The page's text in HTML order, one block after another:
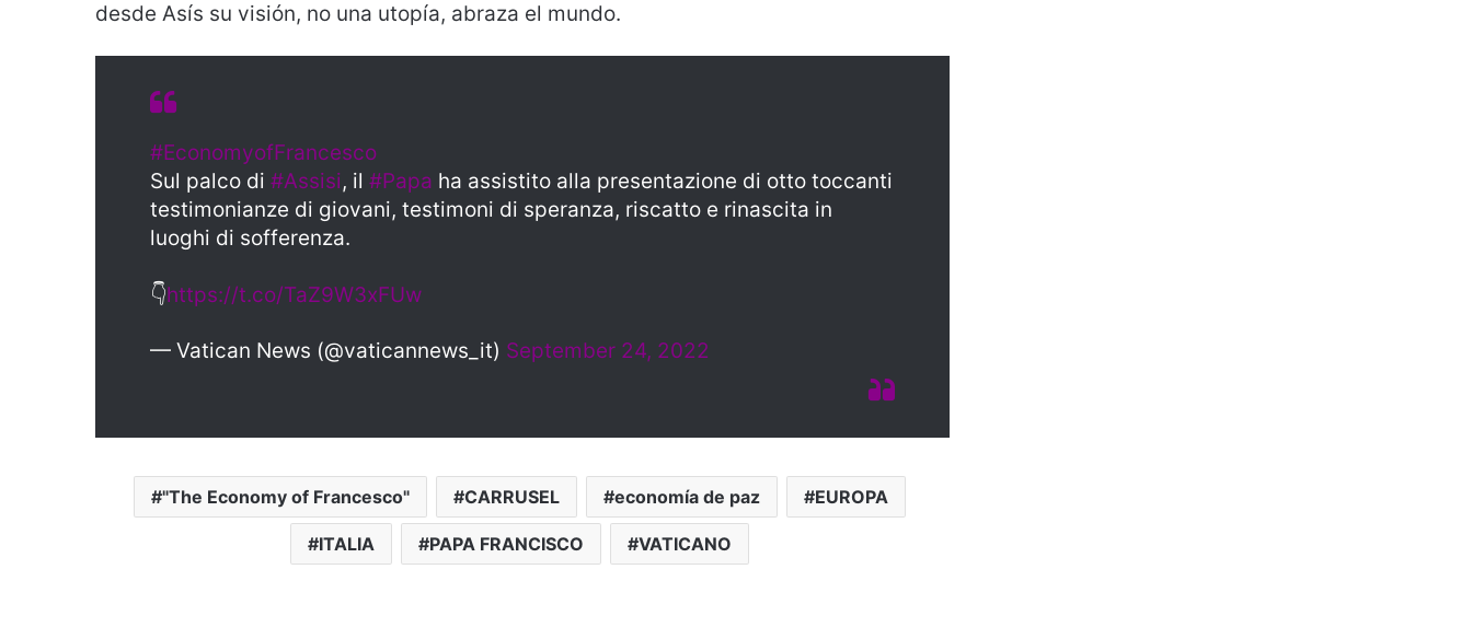
desde Asís su visión, no una utopía, abraza el mundo.
#EconomyofFrancesco
Sul palco di #Assisi, il #Papa ha assistito alla presentazione di otto toccanti
testimonianze di giovani, testimoni di speranza, riscatto e rinascita in
luoghi di sofferenza.
👇https://t.co/TaZ9W3xFUw
— Vatican News (@vaticannews_it) September 24, 2022
"The Economy of Francesco" CARRUSEL economía de paz EUROPA
ITALIA PAPA FRANCISCO VATICANO